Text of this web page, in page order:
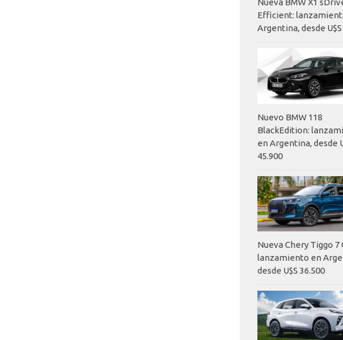
Nueva BMW X1
Efficient:
Argentina, desde U$S
Nuevo BMW 118
BlackEdition:
en Argentina, desde
45.900
Nueva Chery Tiggo 7
lanzamiento en
desde U$S 36.500